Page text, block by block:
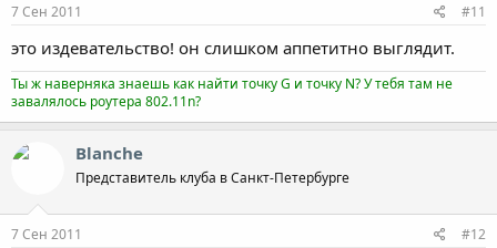
7 Сен 2011 #11
это издевательство! он слишком аппетитно выглядит.
Ты ж наверняка знаешь как найти точку G и точку N? У тебя там не
завалялось роутера 802.11n?
Blanche
Представитель клуба в Санкт-Петербурге
7 Сен 2011 #12